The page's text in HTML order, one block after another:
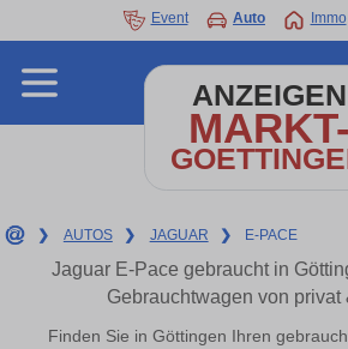
Event Auto Immo
ANZEIGEN
MARKT-
❯ AUTOS ❯ JAGUAR ❯ E-PACE
Jaguar E-Pace gebraucht in
Gebrauchtwagen von privat
Finden Sie in Göttingen Ihren